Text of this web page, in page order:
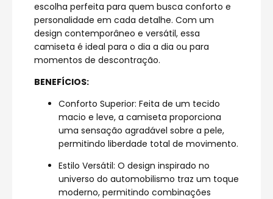
escolha perfeita para quem busca conforto e
personalidade em cada detalhe. Com um
design contemporâneo e versátil, essa
camiseta é ideal para o dia a dia ou para
momentos de descontração.
BENEFÍCIOS:
Conforto Superior: Feita de um tecido
macio e leve, a camiseta proporciona
uma sensação agradável sobre a pele,
permitindo liberdade total de movimento.
Estilo Versátil: O design inspirado no
universo do automobilismo traz um toque
moderno, permitindo combinações